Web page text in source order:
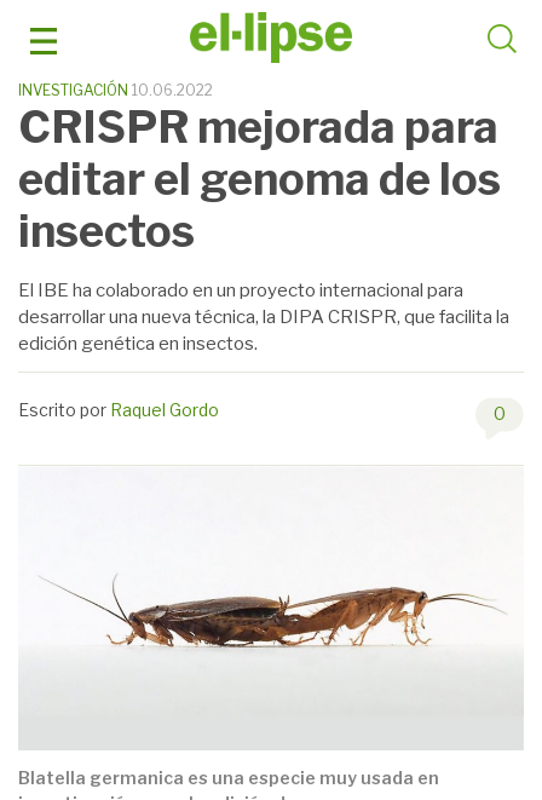
INVESTIGACIÓN 10.06.2022
CRISPR mejorada para
editar el genoma de los
insectos
El IBE ha colaborado en un proyecto internacional para
desarrollar una nueva técnica, la DIPA CRISPR, que facilita la
edición genética en insectos.
Escrito por Raquel Gordo 0
Blatella germanica es una especie muy usada en